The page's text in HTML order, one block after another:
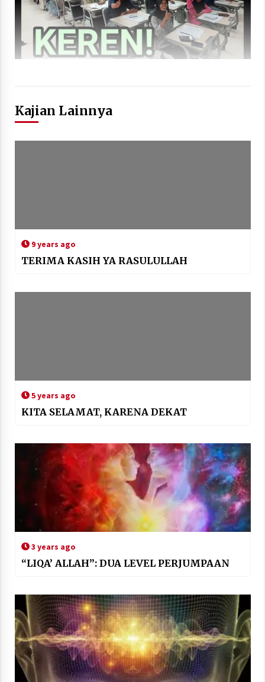
Kajian Lainnya
9 years ago
TERIMA KASIH YA RASULULLAH
5 years ago
KITA SELAMAT, KARENA DEKAT
3 years ago
“LIQA’ ALLAH”: DUA LEVEL PERJUMPAAN